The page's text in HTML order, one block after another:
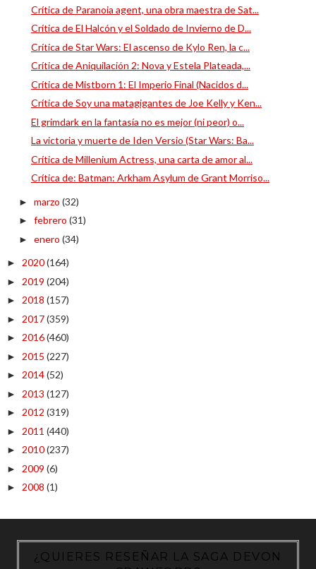
Crítica de Paranoia agent, una obra maestra de Sat...
Crítica de El Halcón y el Soldado de Invierno de D...
Crítica de Star Wars: El ascenso de Kylo Ren, la c...
Crítica de Aniquilación 2: Nova y Estela Plateada,...
Crítica de Mistborn 1: El Imperio Final (Nacidos d...
Crítica de Soy una matagigantes de Joe Kelly y Ken...
El grimdark en la fantasía no es mejor (ni peor) o...
La victoria y muerte de Iden Versio (Star Wars: Ba...
Crítica de Millenium Actress, una carta de amor al...
Crítica de: Batman: Arkham Asylum de Grant Morriso...
► marzo (32)
► febrero (31)
► enero (34)
► 2020(164)
► 2019 (204)
► 2018 (157)
► 2017(359)
► 2016(460)
► 2015 (227)
► 2014(52)
► 2013 (127)
► 2012 (319)
► 2011 (440)
► 2010(237)
► 2009 (6)
► 2008 (1)
¿QUIERES RESEÑAR LA SAGA DEVON